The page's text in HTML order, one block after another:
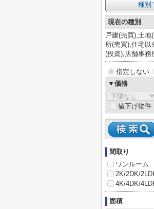
種別
現在の種別
戸建(売買),土
所(売買),住宅以
(投資),店舗事務
指定しない
▼価格
値下げ物件
間取り
ワンルーム
2K/2DK/
4K/4DK/
面積